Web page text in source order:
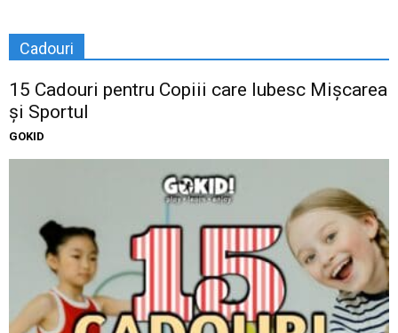
Cadouri
15 Cadouri pentru Copiii care Iubesc Mișcarea
și Sportul
GOKID